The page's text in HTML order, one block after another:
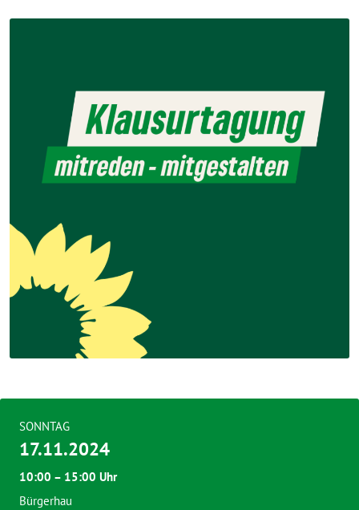
SONNTAG
17.11.2024
10:00 – 15:00 Uhr
Bürgerhau